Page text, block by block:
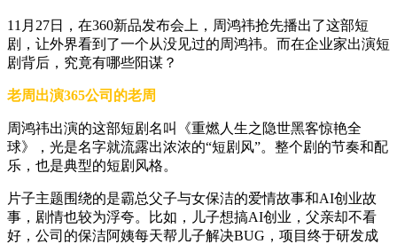
11月27日，在360新品发布会上，周鸿祎抢先播出了这部短
剧，让外界看到了一个从没见过的周鸿祎。而在企业家出演短
剧背后，究竟有哪些阳谋？
老周出演365公司的老周
周鸿祎出演的这部短剧名叫《重燃人生之隐世黑客惊艳全
球》，光是名字就流露出浓浓的“短剧风”。整个剧的节奏和配
乐，也是典型的短剧风格。
片子主题围绕的是霸总父子与女保洁的爱情故事和AI创业故
事，剧情也较为浮夸。比如，儿子想搞AI创业，父亲却不看
好，公司的保洁阿姨每天帮儿子解决BUG，项目终于研发成